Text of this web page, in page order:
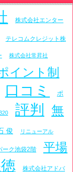
株式会社エンター
テレコムクレジット株
株式会社常昇社
イント制
口コミ ポ
評判
無
俊 リニューアル
ーク池袋2階 平場
株式会社アドバ